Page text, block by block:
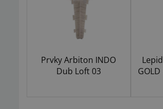
Prvky Arbiton INDO
Dub Loft 03
GOLD